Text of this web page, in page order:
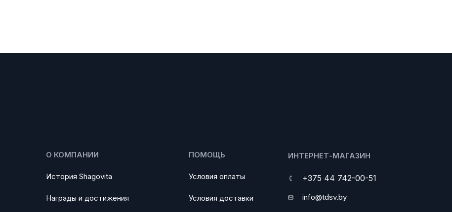
О КОМПАНИИ
История Shagovita
Награды и достижения
ПОМОЩЬ
Условия оплаты
Условия доставки
ИНТЕРНЕТ-МАГАЗИН
+375 44 742-00-51
info@tdsv.by